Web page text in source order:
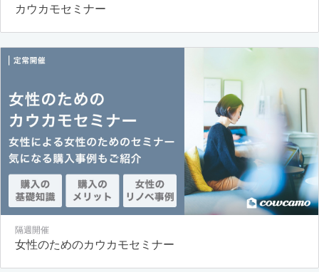
カウカモセミナー
隔週開催
女性のためのカウカモセミナー